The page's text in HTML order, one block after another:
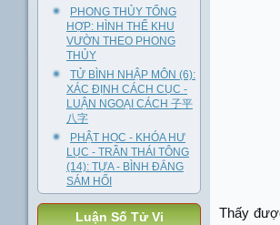
PHONG THỦY TỔNG
HỢP: HÌNH THỂ KHU
VƯỜN THEO PHONG
THỦY
TỬ BÌNH NHẬP MÔN (6):
XÁC ĐỊNH CÁCH CỤC -
LUẬN NGOẠI CÁCH 子平
八字
PHẬT HỌC - KHÓA HƯ
LỤC - TRẦN THÁI TÔNG
(14): TỰA - BÌNH ĐẲNG
SÁM HỐI
Luận Số Tử Vi
Thấy